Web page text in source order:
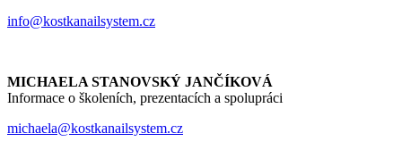
info@kostkanailsystem.cz
MICHAELA STANOVSKÝ JANČÍKOVÁ
Informace o školeních, prezentacích a spolupráci
michaela@kostkanailsystem.cz